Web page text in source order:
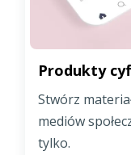
Produkty
Stwórz
mediów
tylko.